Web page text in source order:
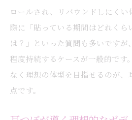
ロールされ、リバウンドしにくい
際に「貼っている期間はどれくら
は？」といった質問も多いですが
程度持続するケースが一般的です
なく理想の体型を目指せるのが、
点です。